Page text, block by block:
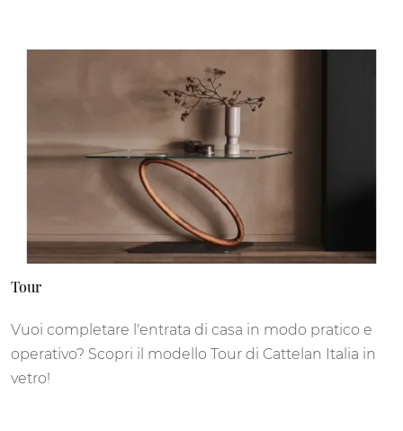
Tour
Vuoi completare l'entrata di casa in modo pratico e
operativo? Scopri il modello Tour di Cattelan Italia in
vetro!